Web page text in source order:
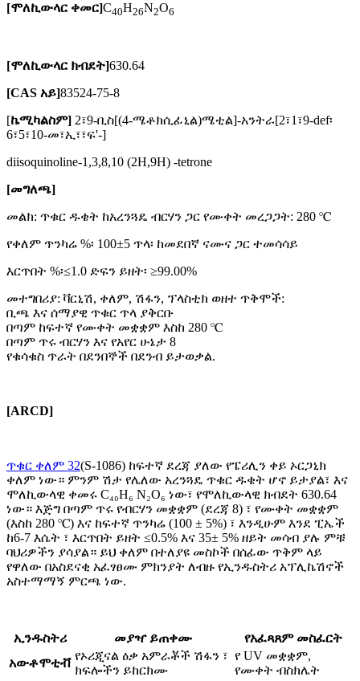
[ሞለኪውላር ቀመር]C40H26N2O6
[ሞለኪውላር ክብደት]630.64
[CAS አይ]83524-75-8
[ኬሚካልስም] 2፣9-ቢስ[(4-ሜቶክሲፊኒል)ሜቲል]-አንትራ[2፣1፣9-def፡
6፣5፣10-መ፣ኢ፣፣ፍ'-]
diisoquinoline-1,3,8,10 (2H,9H) -tetrone
[መግለጫ]
መልክ: ጥቁር ዱቄት ከአረንጓዴ ብርሃን ጋር የሙቀት መረጋጋት: 280 ℃
የቀለም ጥንካሬ %፡ 100±5 ጥላ፡ ከመደበኛ ናሙና ጋር ተመሳሳይ
እርጥበት %፡≤1.0 ድፍን ይዘት፡ ≥99.00%
መተግበሪያ: ቫርኒሽ, ቀለም, ሽፋን, ፕላስቲክ ወዘተ ጥቅሞች:
ቢጫ እና ሰማያዊ ጥቁር ጥላ ያቅርቡ
በጣም ከፍተኛ የሙቀት መቋቋም እስከ 280 ℃
በጣም ጥሩ ብርሃን እና የአየር ሁኔታ 8
የቁሳቁስ ጥራት በደንበኞች በደንብ ይታወቃል.
[ARCD]
ጥቁር ቀለም 32(S-1086) ከፍተኛ ደረጃ ያለው የፔሪሊን ቀይ ኦርጋኒክ
ቀለም ነው። ምንም ሽታ የሌለው አረንጓዴ ጥቁር ዱቄት ሆኖ ይታያል፣ እና
ሞለኪውላዊ ቀመሩ C₄₀H₆ N₂O₆ ነው፣ የሞለኪውላዊ ክብደት 630.64
ነው። እጅግ በጣም ጥሩ የብርሃን መቋቋም (ደረጃ 8) ፣ የሙቀት መቋቋም
(እስከ 280 ℃) እና ከፍተኛ ጥንካሬ (100 ± 5%) ፣ እንዲሁም እንደ ፒኤች
ከ6-7 እሴት ፣ እርጥበት ይዘት ≤0.5% እና 35± 5% ዘይት መሳብ ያሉ ምቹ
ባህሪዎችን ያሳያል። ይህ ቀለም በተለያዩ መስኮች በሰፊው ጥቅም ላይ
የዋለው በአስደናቂ አፈፃፀሙ ምክንያት ለብዙ የኢንዱስትሪ አፕሊኬሽኖች
አስተማማኝ ምርጫ ነው.
ኢንዱስትሪ መያዣ ይጠቀሙ
የአፈጻጸም መስፈርት
አውቶሞቲቭ
የኦሪጂናል ዕቃ አምራቾች ሽፋን ፣
ክፍሎችን ይከርክሙ
የ UV መቋቋም,
የሙቀት ብስክሌት